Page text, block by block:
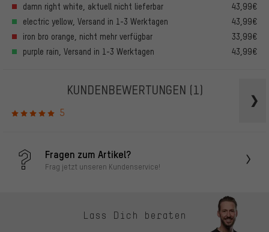
damn right white, aktuell nicht lieferbar
43,99€
electric yellow, Versand in 1-3 Werktagen
43,99€
iron bro orange, nicht mehr verfügbar
33,99€
purple rain, Versand in 1-3 Werktagen
43,99€
KUNDENBEWERTUNGEN (1)
5
Fragen zum Artikel?
Frag jetzt unseren Kundenservice!
Lass Dich beraten